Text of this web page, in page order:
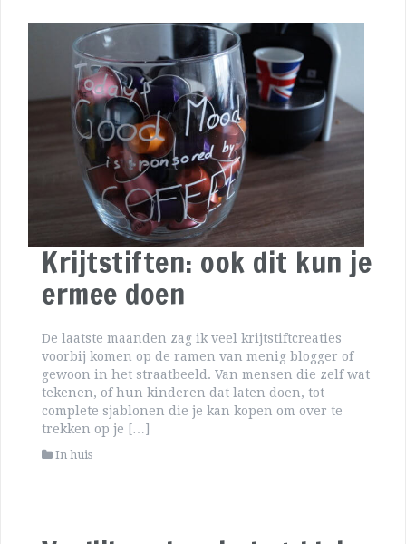
Krijtstiften: ook dit kun je
ermee doen
De laatste maanden zag ik veel krijtstiftcreaties
voorbij komen op de ramen van menig blogger of
gewoon in het straatbeeld. Van mensen die zelf wat
tekenen, of hun kinderen dat laten doen, tot
complete sjablonen die je kan kopen om over te
trekken op je […]
In huis